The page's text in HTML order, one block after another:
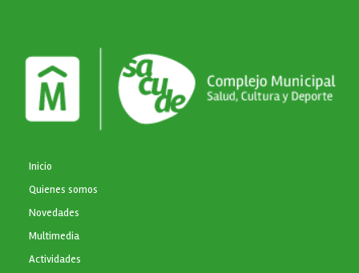
NAVEGACIÓN PRINCIPAL
Inicio
Quienes somos
Novedades
Multimedia
Actividades